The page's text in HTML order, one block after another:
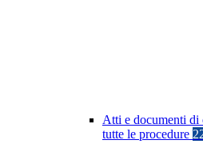
Atti e documenti di
tutte le procedure